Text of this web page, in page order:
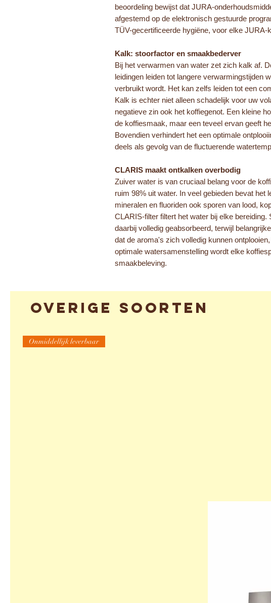
beoordeling bewijst dat JURA-
afgestemd op de elektronisch gestuurde
TÜV-gecertificeerde hygiëne, voor elke JURA-
Kalk: stoorfactor en smaakbederver
Bij het verwarmen van water zet zich kalk af.
leidingen leiden tot langere verwarmingstijden
verbruikt wordt. Het kan zelfs leiden tot een
Kalk is echter niet alleen schadelijk voor uw
negatieve zin ook het koffiegenot. Een kleine
de koffiesmaak, maar een teveel ervan geeft
Bovendien verhindert het een optimale
deels als gevolg van de fluctuerende
CLARIS maakt ontkalken overbodig
Zuiver water is van cruciaal belang voor de
ruim 98% uit water. In veel gebieden bevat het
mineralen en fluoriden ook sporen van lood,
CLARIS-filter filtert het water bij elke bereiding.
daarbij volledig geabsorbeerd, terwijl
dat de aroma's zich volledig kunnen
optimale watersamenstelling wordt elke
smaakbeleving.
Overige soorten
Onmiddellijk leverbaar